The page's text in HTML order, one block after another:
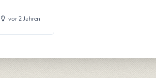
vor 2 Jahren